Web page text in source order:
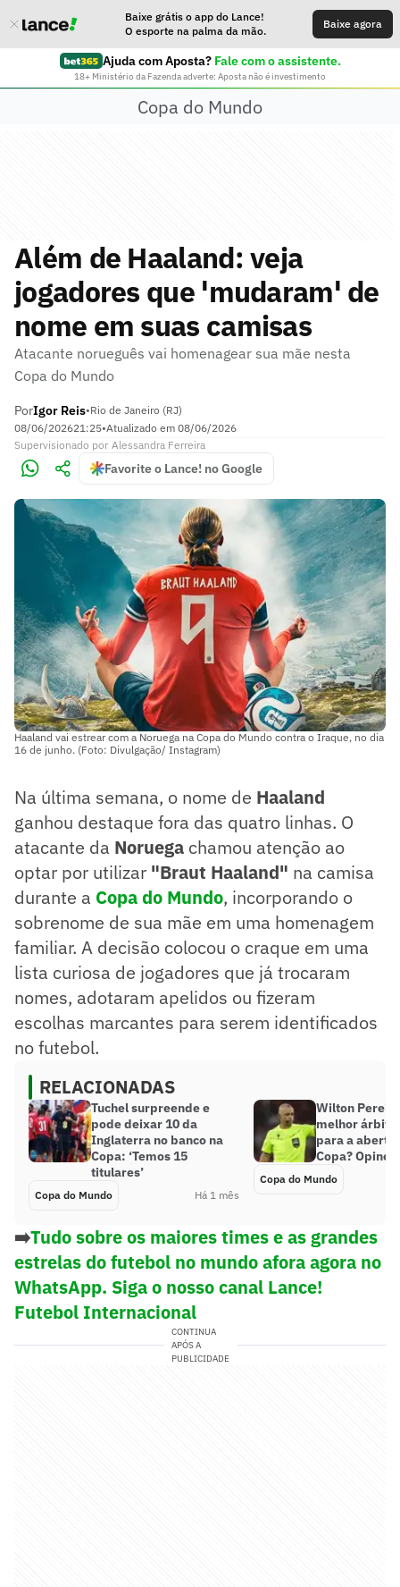
Baixe grátis o app do Lance!
O esporte na palma da mão.
Baixe agora
Ajuda com Aposta? Fale com o assistente.
18+ Ministério da Fazenda adverte: Aposta não é investimento
Copa do Mundo
Além de Haaland: veja
jogadores que 'mudaram' de
nome em suas camisas
Atacante norueguês vai homenagear sua mãe nesta
Copa do Mundo
PorIgor Reis•Rio de Janeiro (RJ)
08/06/202621:25•Atualizado em 08/06/2026
Supervisionado por Alessandra Ferreira
Favorite o Lance! no Google
Haaland vai estrear com a Noruega na Copa do Mundo contra o Iraque, no dia
16 de junho. (Foto: Divulgação/ Instagram)
Na última semana, o nome de Haaland
ganhou destaque fora das quatro linhas. O
atacante da Noruega chamou atenção ao
optar por utilizar "Braut Haaland" na camisa
durante a Copa do Mundo, incorporando o
sobrenome de sua mãe em uma homenagem
familiar. A decisão colocou o craque em uma
lista curiosa de jogadores que já trocaram
nomes, adotaram apelidos ou fizeram
escolhas marcantes para serem identificados
no futebol.
RELACIONADAS
Tuchel surpreende e
pode deixar 10 da
Inglaterra no banco na
Copa: ‘Temos 15
titulares’
Copa do Mundo Há 1 mês
Wilton
melhor
para a
Copa? Opine!
Copa do Mundo
➡️Tudo sobre os maiores times e as grandes
estrelas do futebol no mundo afora agora no
WhatsApp. Siga o nosso canal Lance!
Futebol Internacional
CONTINUA
APÓS A
PUBLICIDADE